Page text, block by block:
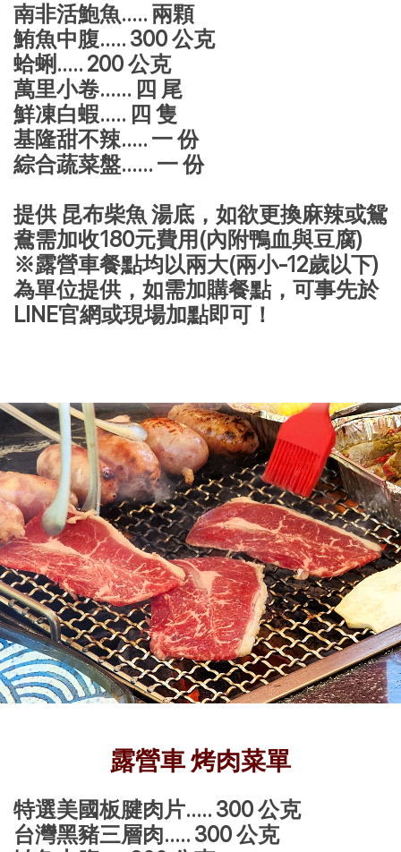
南非活鮑魚..... 兩顆
鮪魚中腹..... 300 公克
蛤蜊..... 200 公克
萬里小卷...... 四 尾
鮮凍白蝦..... 四 隻
基隆甜不辣..... 一 份
綜合蔬菜盤...... 一 份
提供 昆布柴魚 湯底，如欲更換麻辣或鴛
鴦需加收180元費用(內附鴨血與豆腐)
※露營車餐點均以兩大(兩小-12歲以下)
為單位提供，如需加購餐點，可事先於
LINE官網或現場加點即可！
露營車 烤肉菜單
特選美國板腱肉片..... 300 公克
台灣黑豬三層肉..... 300 公克